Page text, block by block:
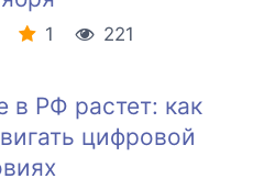
1
221
в РФ растет: как
цифровой